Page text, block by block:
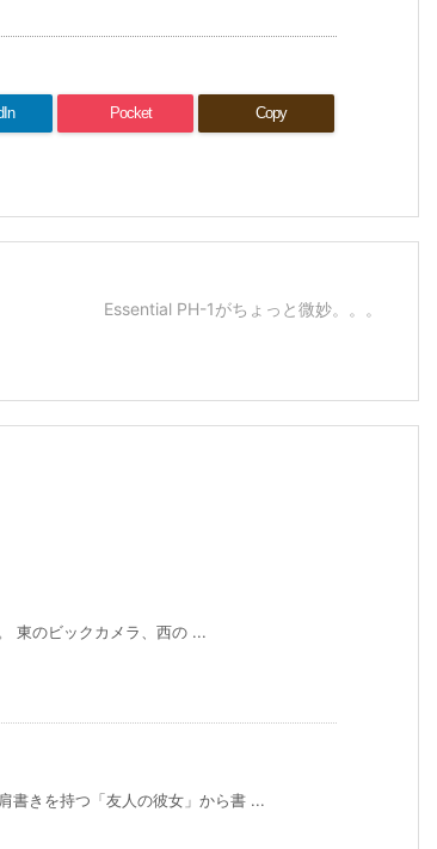
Pocket Copy
Essential PH-1がちょっと微妙。。。
東のビックカメラ、西の ...
書きを持つ「友人の彼女」から書 ...